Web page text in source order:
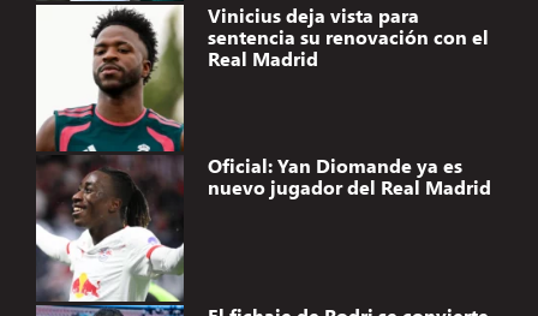
Vinicius deja vista para
sentencia su renovación con el
Real Madrid
Oficial: Yan Diomande ya es
nuevo jugador del Real Madrid